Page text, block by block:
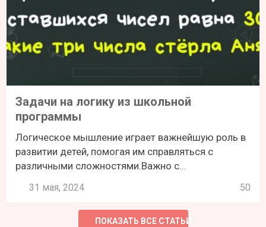
Задачи на логику из школьной
программы
Логическое мышление играет важнейшую роль в
развитии детей, помогая им справляться с
различными сложностями.Важно с...
31 мая, 2024 50
ПОКАЗАТЬ ВСЕ СТАТЬИ